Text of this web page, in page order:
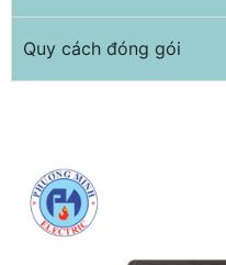
Quy cách đóng gói